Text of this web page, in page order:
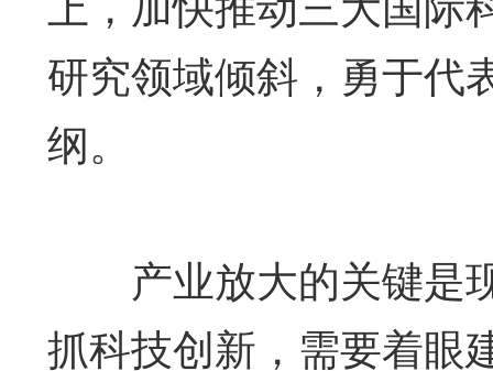
研究领域倾斜，勇于代
纲。
产业放大的关键是
抓科技创新，需要着眼